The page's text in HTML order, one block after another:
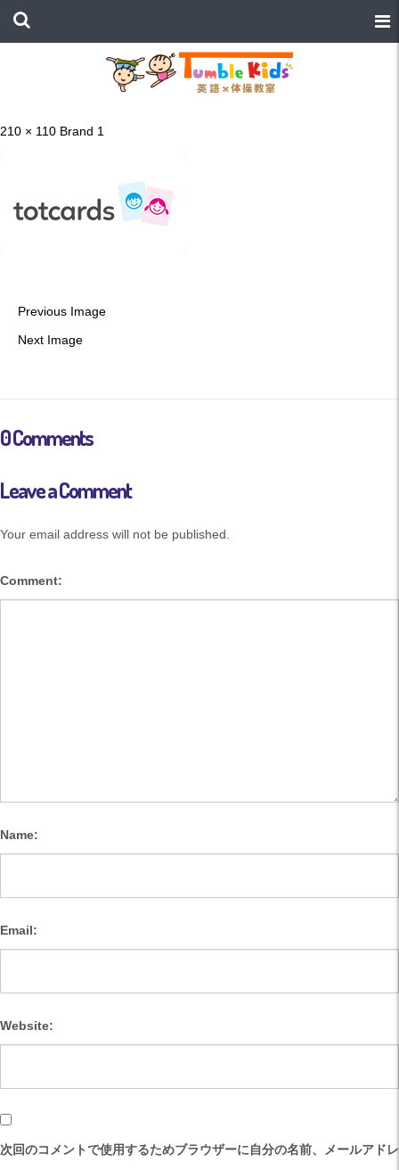
210 × 110 Brand 1
Previous Image
Next Image
0 Comments
Leave a Comment
Your email address will not be published.
Comment:
Name:
Email:
Website:
次回のコメントで使用するためブラウザーに自分の名前、メールアドレ